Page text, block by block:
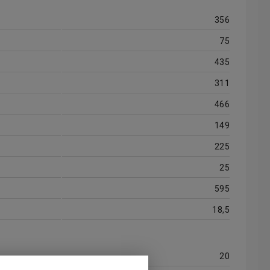
356
75
435
311
466
149
225
25
595
18,5
20